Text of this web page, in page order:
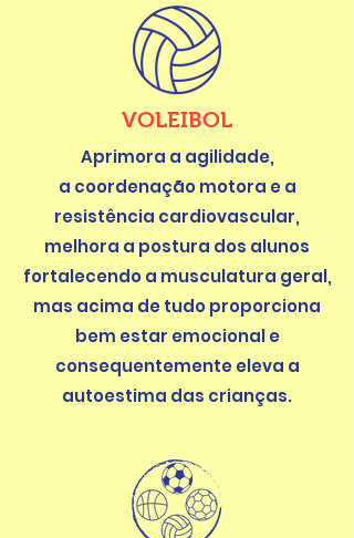
VOLEIBOL
Aprimora a agilidade,
a coordenação motora e a
resistência cardiovascular,
melhora a postura dos alunos
fortalecendo a musculatura geral,
mas acima de tudo proporciona
bem estar emocional e
consequentemente eleva a
autoestima das crianças.